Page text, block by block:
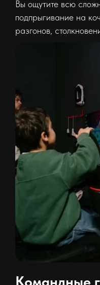
Вы ощутите всю
подпрыгивание на
разгонов,